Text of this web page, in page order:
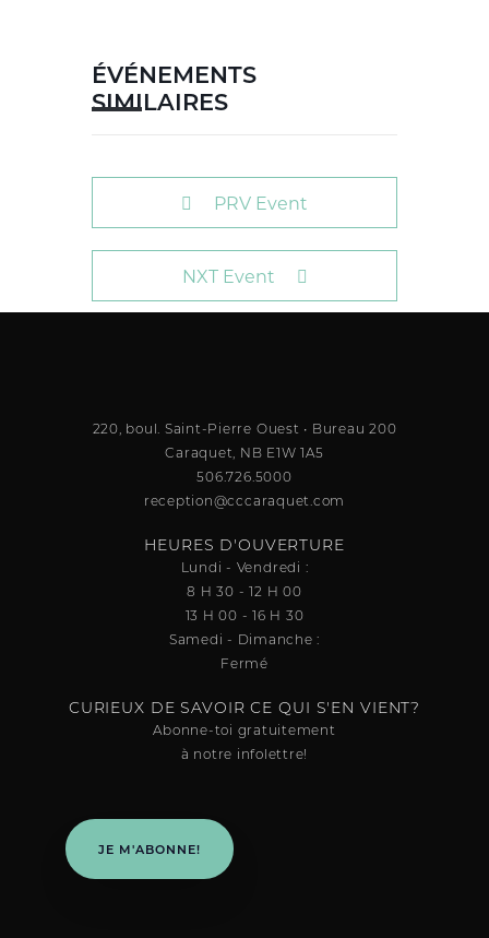
ÉVÉNEMENTS
SIMILAIRES
PRV Event
NXT Event
220, boul. Saint-Pierre Ouest • Bureau 200
Caraquet, NB E1W 1A5
506.726.5000
reception@cccaraquet.com
HEURES D'OUVERTURE
Lundi - Vendredi :
8 H 30 - 12 H 00
13 H 00 - 16 H 30
Samedi - Dimanche :
Fermé
CURIEUX DE SAVOIR CE QUI S'EN VIENT?
Abonne-toi gratuitement
à notre infolettre!
JE M'ABONNE!